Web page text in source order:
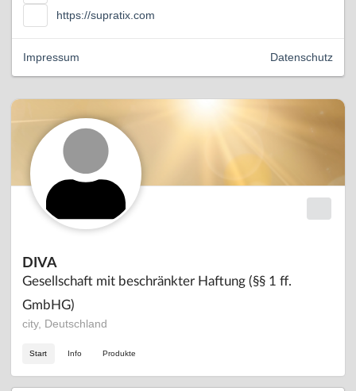
DIVA
Gesellschaft mit beschränkter Haftung (§§ 1 ff.
GmbHG)
city, Deutschland
Start Info Produkte
https://supratix.com
Datenschutz
Impressum